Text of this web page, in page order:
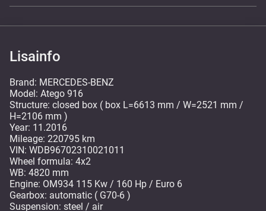
Lisainfo
Brand: MERCEDES-BENZ
Model: Atego 916
Structure: closed box ( box L=6613 mm / W=2521 mm /
H=2106 mm )
Year: 11.2016
Mileage: 220795 km
VIN: WDB96702310021011
Wheel formula: 4x2
WB: 4820 mm
Engine: OM934 115 Kw / 160 Hp / Euro 6
Gearbox: automatic ( G70-6 )
Suspension: steel / air